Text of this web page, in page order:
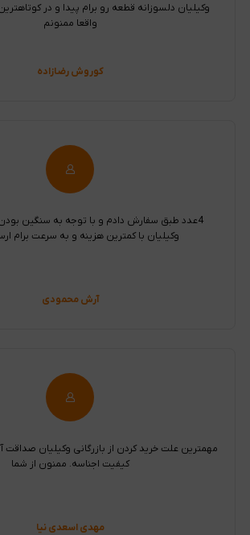
وکیلیان دلسوزانه قطعه رو برام پیدا و در
واقعا ممنونم
کوروش رضازاده
4عدد طبق سفارش دادم و با توجه به سنگین
وکیلیان با کمترین هزینه و به سرعت برام
آرش محمودی
مهمترین علت خرید کردن از بازرگانی وکیلیان صداقت
کیفیت اجناسه. ممنون از شما
مهدی اسعدی نیا